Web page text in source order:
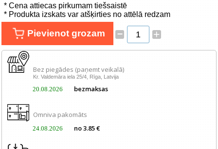
Autopreces
Renewd tehnika, Outlet
* Cena attiecas pirkumam tiešsaistē
* Produkta izskats var atšķirties no attēlā redzam
Pievienot grozam – +
Bez piegādes (paņemt veikalā)
Kr. Valdemāra iela 25/4, Rīga, Latvija
20.08.2026 bezmaksas
Omniva pakomāts
24.08.2026 no 3.85 €